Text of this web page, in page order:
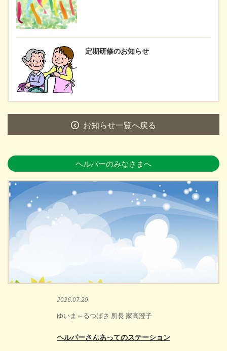
定期研修のお知らせ
お知らせ一覧へ戻る
ヘルパーのみなさまへ
2026.07.29
ゆいま～るつばさ 所長 家高澄子
ヘルパーさんあってのステーション